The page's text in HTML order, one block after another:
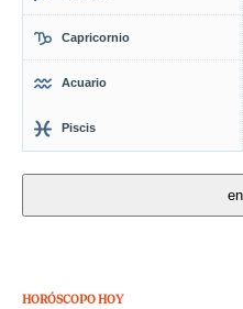
Capricornio
Acuario
Piscis
HORÓSCOPO HOY